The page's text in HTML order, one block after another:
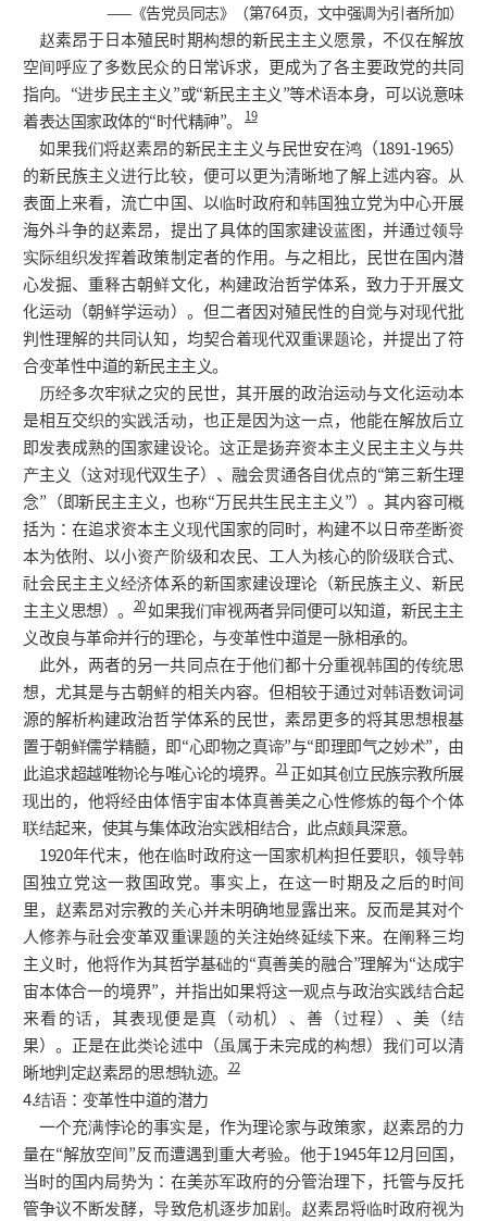
——《告党员同志》（第764页，文中强调为引者所加）
赵素昂于日本殖民时期构想的新民主主义愿景，不仅在解放
空间呼应了多数民众的日常诉求，更成为了各主要政党的共同
指向。“进步民主主义”或“新民主主义”等术语本身，可以说意味
着表达国家政体的“时代精神”。19
如果我们将赵素昂的新民主主义与民世安在鸿（1891-1965）
的新民族主义进行比较，便可以更为清晰地了解上述内容。从
表面上来看，流亡中国、以临时政府和韩国独立党为中心开展
海外斗争的赵素昂，提出了具体的国家建设蓝图，并通过领导
实际组织发挥着政策制定者的作用。与之相比，民世在国内潜
心发掘、重释古朝鲜文化，构建政治哲学体系，致力于开展文
化运动（朝鲜学运动）。但二者因对殖民性的自觉与对现代批
判性理解的共同认知，均契合着现代双重课题论，并提出了符
合变革性中道的新民主主义。
历经多次牢狱之灾的民世，其开展的政治运动与文化运动本
是相互交织的实践活动，也正是因为这一点，他能在解放后立
即发表成熟的国家建设论。这正是扬弃资本主义民主主义与共
产主义（这对现代双生子）、融会贯通各自优点的“第三新生理
念”（即新民主主义，也称“万民共生民主主义”）。其内容可概
括为：在追求资本主义现代国家的同时，构建不以日帝垄断资
本为依附、以小资产阶级和农民、工人为核心的阶级联合式、
社会民主主义经济体系的新国家建设理论（新民族主义、新民
主主义思想）。20如果我们审视两者异同便可以知道，新民主主
义改良与革命并行的理论，与变革性中道是一脉相承的。
此外，两者的另一共同点在于他们都十分重视韩国的传统思
想，尤其是与古朝鲜的相关内容。但相较于通过对韩语数词词
源的解析构建政治哲学体系的民世，素昂更多的将其思想根基
置于朝鲜儒学精髓，即“心即物之真谛”与“即理即气之妙术”，由
此追求超越唯物论与唯心论的境界。21正如其创立民族宗教所展
现出的，他将经由体悟宇宙本体真善美之心性修炼的每个个体
联结起来，使其与集体政治实践相结合，此点颇具深意。
1920年代末，他在临时政府这一国家机构担任要职，领导韩
国独立党这一救国政党。事实上，在这一时期及之后的时间
里，赵素昂对宗教的关心并未明确地显露出来。反而是其对个
人修养与社会变革双重课题的关注始终延续下来。在阐释三均
主义时，他将作为其哲学基础的“真善美的融合”理解为“达成宇
宙本体合一的境界”，并指出如果将这一观点与政治实践结合起
来看的话，其表现便是真（动机）、善（过程）、美（结
果）。正是在此类论述中（虽属于未完成的构想）我们可以清
晰地判定赵素昂的思想轨迹。22
4.结语：变革性中道的潜力
一个充满悖论的事实是，作为理论家与政策家，赵素昂的力
量在“解放空间”反而遭遇到重大考验。他于1945年12月回国，
当时的国内局势为：在美苏军政府的分管治理下，托管与反托
管争议不断发酵，导致危机逐步加剧。赵素昂将临时政府视为